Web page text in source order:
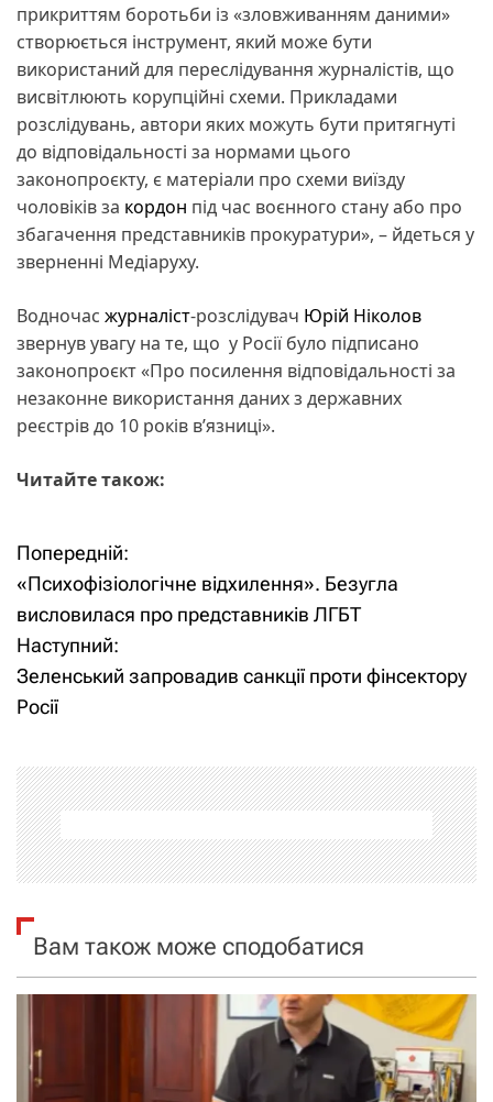
прикриттям боротьби із «зловживанням даними»
створюється інструмент, який може бути
використаний для переслідування журналістів, що
висвітлюють корупційні схеми. Прикладами
розслідувань, автори яких можуть бути притягнуті
до відповідальності за нормами цього
законопроєкту, є матеріали про схеми виїзду
чоловіків за кордон під час воєнного стану або про
збагачення представників прокуратури», – йдеться у
зверненні Медіаруху.
Водночас журналіст-розслідувач Юрій Ніколов
звернув увагу на те, що у Росії було підписано
законопроєкт «Про посилення відповідальності за
незаконне використання даних з державних
реєстрів до 10 років вʼязниці».
Читайте також:
Н
а
в
і
а
ц
і
я
з
п
Попередній:
«Психофізіологічне відхилення». Безугла
висловилася про представників ЛГБТ
Наступний:
Зеленський запровадив санкції проти фінсектору
Росії
Вам також може сподобатися